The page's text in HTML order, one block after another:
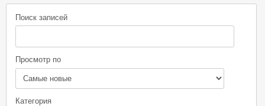
Поиск записей
Просмотр по
Категория